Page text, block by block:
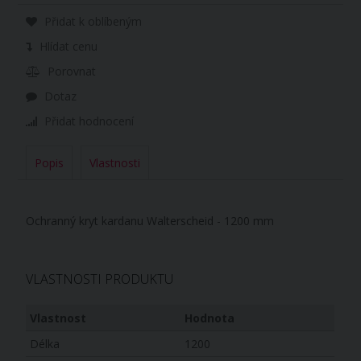
Popis Vlastnosti
Ochranný kryt kardanu Walterscheid - 1200 mm
VLASTNOSTI PRODUKTU
Délka
1200